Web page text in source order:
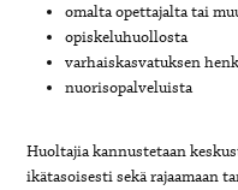
omalta opettajalta tai
opiskeluhuollosta
varhaiskasvatuksen
nuorisopalveluista
Huoltajia kannustetaan
ikätasoisesti sekä rajaamaan